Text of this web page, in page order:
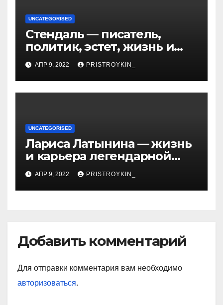
UNCATEGORISED
Стендаль — писатель,
политик, эстет, жизнь и
творчество одного из
величайших литературных
гении XIX века
АПР 9, 2022 PRISTROYKIN_
UNCATEGORISED
Лариса Латынина — жизнь
и карьера легендарной
советской гимнастки,
установившей мировые
рекорды и завоевавшей
АПР 9, 2022 PRISTROYKIN_
Добавить комментарий
Для отправки комментария вам необходимо
авторизоваться.